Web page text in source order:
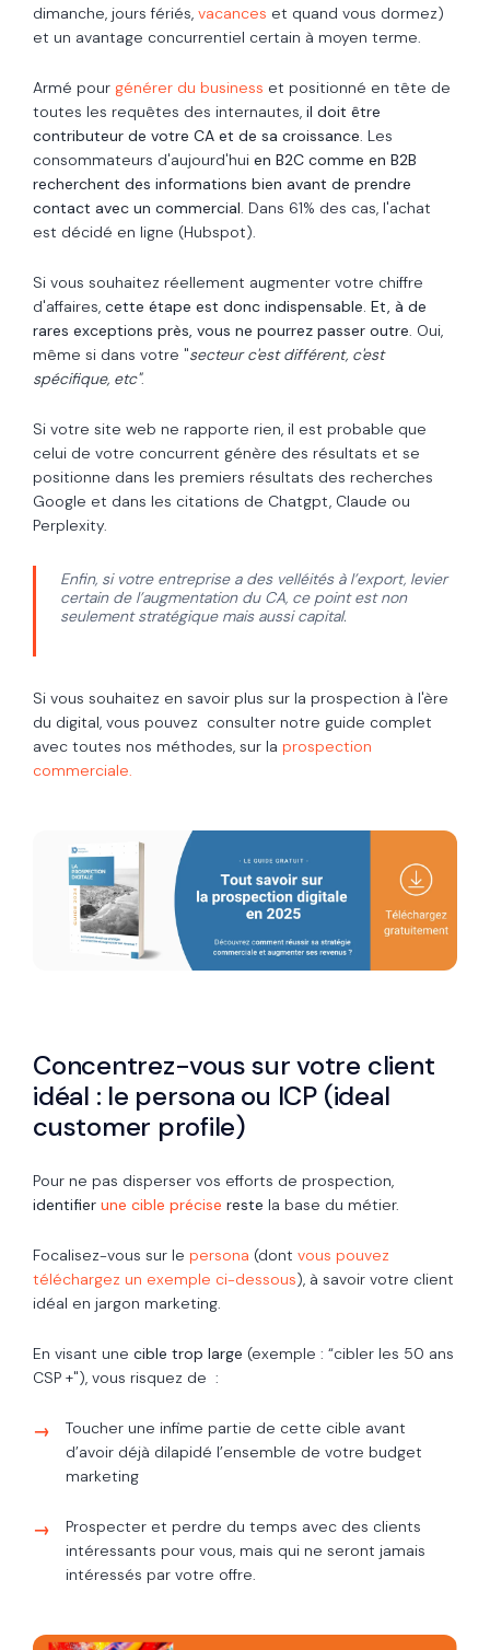
dimanche, jours fériés, vacances et quand vous dormez)
et un avantage concurrentiel certain à moyen terme.
Armé pour générer du business et positionné en tête de
toutes les requêtes des internautes, il doit être
contributeur de votre CA et de sa croissance. Les
consommateurs d'aujourd'hui en B2C comme en B2B
recherchent des informations bien avant de prendre
contact avec un commercial. Dans 61% des cas, l'achat
est décidé en ligne (Hubspot).
Si vous souhaitez réellement augmenter votre chiffre
d'affaires, cette étape est donc indispensable. Et, à de
rares exceptions près, vous ne pourrez passer outre. Oui,
même si dans votre "secteur c'est différent, c'est
spécifique, etc".
Si votre site web ne rapporte rien, il est probable que
celui de votre concurrent génère des résultats et se
positionne dans les premiers résultats des recherches
Google et dans les citations de Chatgpt, Claude ou
Perplexity.
Enfin, si votre entreprise a des velléités à l’export, levier
certain de l’augmentation du CA, ce point est non
seulement stratégique mais aussi capital.
Si vous souhaitez en savoir plus sur la prospection à l'ère
du digital, vous pouvez consulter notre guide complet
avec toutes nos méthodes, sur la prospection
commerciale.
Concentrez-vous sur votre client
idéal : le persona ou ICP (ideal
customer profile)
Pour ne pas disperser vos efforts de prospection,
identifier une cible précise reste la base du métier.
Focalisez-vous sur le persona (dont vous pouvez
téléchargez un exemple ci-dessous), à savoir votre client
idéal en jargon marketing.
En visant une cible trop large (exemple : “cibler les 50 ans
CSP +"), vous risquez de :
Toucher une infime partie de cette cible avant
d’avoir déjà dilapidé l’ensemble de votre budget
marketing
Prospecter et perdre du temps avec des clients
intéressants pour vous, mais qui ne seront jamais
intéressés par votre offre.